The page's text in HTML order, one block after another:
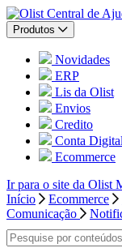
Central de
Produtos
Novidades
ERP
Lis da Olist
Envios
Credito
Conta Digital
Ecommerce
Ir para o site da Olist
Início
Ecommerce
Comunicação